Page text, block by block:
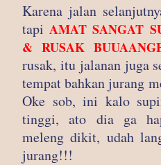
Karena jalan
tapi AMAT SANGAT
& RUSAK
rusak, itu jalanan juga
tempat bahkan jurang
Oke sob, ini kalo
tinggi, ato dia ga
meleng dikit, udah
jurang!!!